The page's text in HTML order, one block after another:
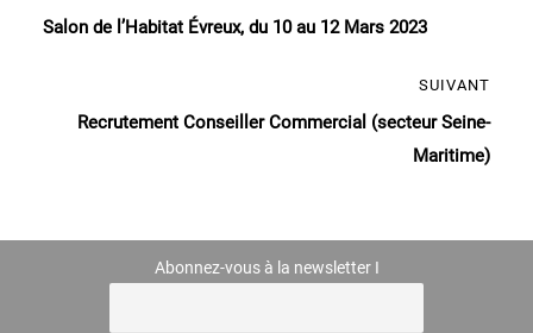
Publication
Salon de l’Habitat Évreux, du 10 au 12 Mars 2023
SUIVANT
Publication
Recrutement Conseiller Commercial (secteur Seine-
Maritime)
Abonnez-vous à la newsletter I